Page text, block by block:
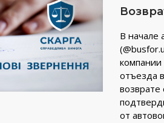
В начале
компании
отъезда
возврате
от